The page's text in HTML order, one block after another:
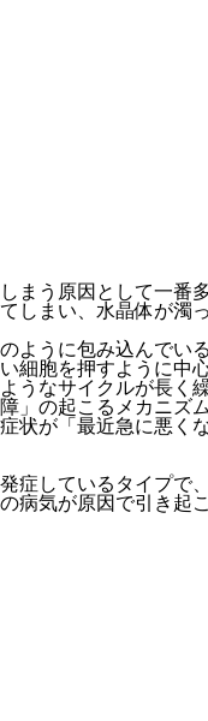
まう原因として一番
しまい、水晶体が濁っ
ように包み込んでいる
細胞を押すように中
うなサイクルが長く
」の起こるメカニズム
状が「最近急に悪く
症しているタイプで、
病気が原因で引き起こ